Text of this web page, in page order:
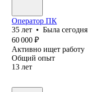
Оператор ПК
35 лет • Была сегодня
60 000 ₽
Активно ищет работу
Общий опыт
13 лет